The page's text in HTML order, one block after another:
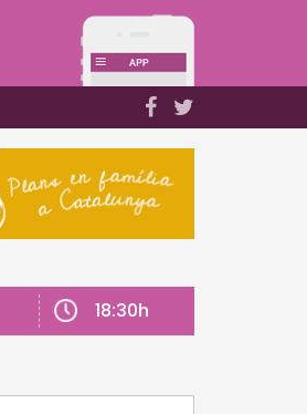
18:30h